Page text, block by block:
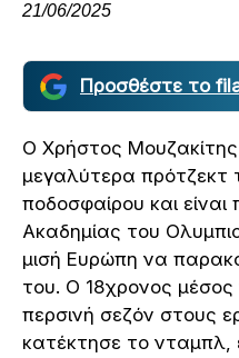
21/06/2025
Προσθέστε το
Ο Χρήστος
μεγαλύτερα πρότζεκτ
ποδοσφαίρου και
Ακαδημίας του
μισή Ευρώπη να
του. Ο 18χρονος
περσινή σεζόν στους
κατέκτησε το νταμπλ,